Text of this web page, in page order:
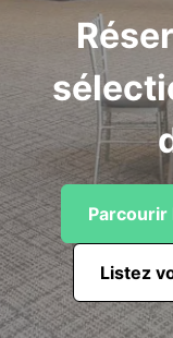
Parcourir
Listez